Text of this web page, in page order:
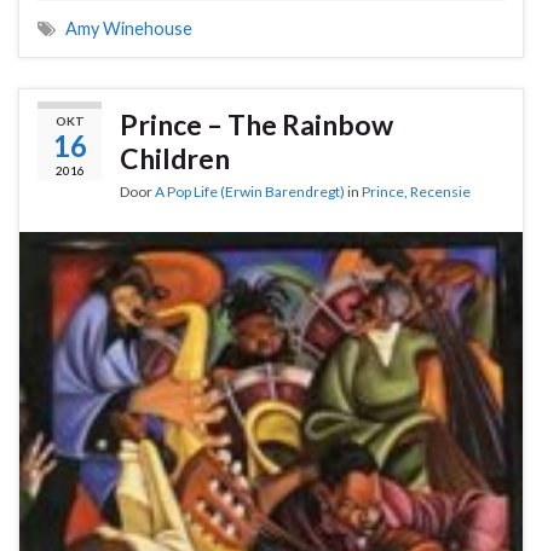
Amy Winehouse
OKT
16
2016
Prince – The Rainbow
Children
DoorA Pop Life (Erwin Barendregt) in Prince, Recensie